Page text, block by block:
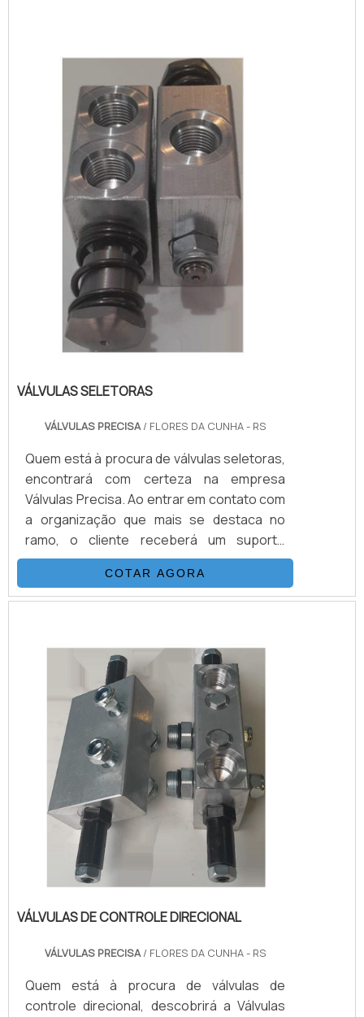
VÁLVULAS SELETORAS
VÁLVULAS PRECISA/ FLORES DA CUNHA - RS
Quem está à procura de válvulas seletoras,
encontrará com certeza na empresa
Válvulas Precisa. Ao entrar em contato com
a organização que mais se destaca no
ramo, o cliente receberá um suporte
completo para sanar eventuais dúvidas
sobre o produto a ser adquirido.Quando o
quesito é válvulas seletoras, com a melhor
benefício e atendimento eficaz em todo o
COTAR AGORA
VÁLVULAS DE CONTROLE DIRECIONAL
VÁLVULAS PRECISA/ FLORES DA CUNHA - RS
Quem está à procura de válvulas de
controle direcional, descobrirá a Válvulas